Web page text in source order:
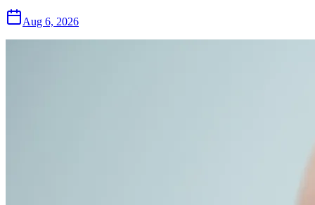
Aug 6, 2026